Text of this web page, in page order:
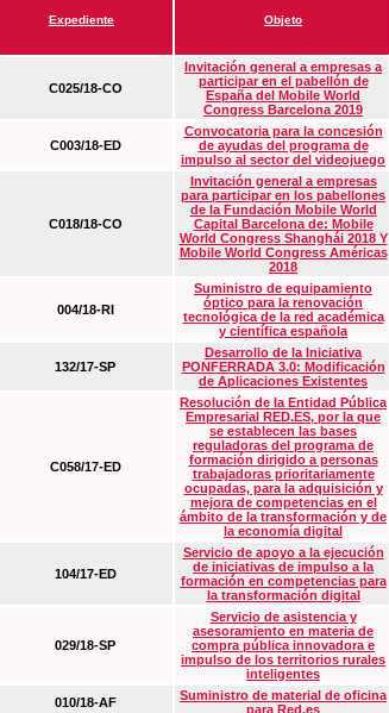
Expediente Objeto
C025/18-CO
Invitación general a empresas a
participar en el pabellón de
España del Mobile World
Congress Barcelona 2019
C003/18-ED
Convocatoria para la concesión
de ayudas del programa de
impulso al sector del videojuego
C018/18-CO
Invitación general a empresas
para participar en los pabellones
de la Fundación Mobile World
Capital Barcelona de: Mobile
World Congress Shanghái 2018 Y
Mobile World Congress Américas
2018
004/18-RI
Suministro de equipamiento
óptico para la renovación
tecnológica de la red académica
y científica española
132/17-SP
Desarrollo de la Iniciativa
PONFERRADA 3.0: Modificación
de Aplicaciones Existentes
C058/17-ED
Resolución de la Entidad Pública
Empresarial RED.ES, por la que
se establecen las bases
reguladoras del programa de
formación dirigido a personas
trabajadoras prioritariamente
ocupadas, para la adquisición y
mejora de competencias en el
ámbito de la transformación y de
la economía digital
104/17-ED
Servicio de apoyo a la ejecución
de iniciativas de impulso a la
formación en competencias para
la transformación digital
029/18-SP
Servicio de asistencia y
asesoramiento en materia de
compra pública innovadora e
impulso de los territorios rurales
inteligentes
010/18-AF
Suministro de material de oficina
para Red.es